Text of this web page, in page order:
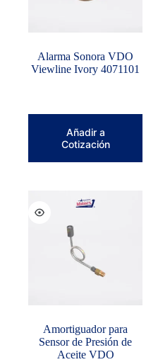
Alarma Sonora VDO
Viewline Ivory 4071101
Añadir a
Cotización
Amortiguador para
Sensor de Presión de
Aceite VDO